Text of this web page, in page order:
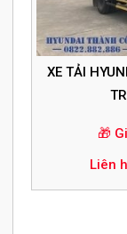
XE TẢI
🎁
Liên